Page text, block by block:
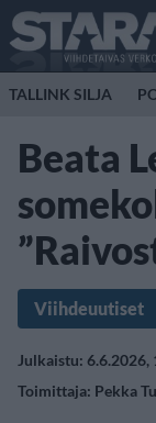
TALLINK SILJA
Beata
Viihdeuutiset
Julkaistu: 6.6.2026,
Toimittaja: Pekka